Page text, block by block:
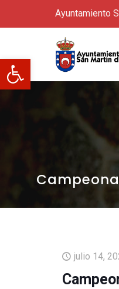
Abrir barra de herramientas
Ayuntamiento
julio 14,